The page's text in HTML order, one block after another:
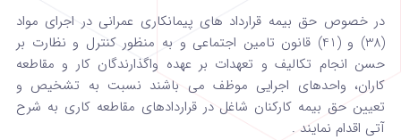
در خصوص حق بیمه قرارداد های پیمانکاری عمرانی در اجرای مواد
(38) و (41) قانون تامین اجتماعی و به منظور کنترل و نظارت بر
حسن انجام تکالیف و تعهدات بر عهده واگذارندگان کار و مقاطعه
کاران، واحدهای اجرایی موظف می باشند نسبت به تشخیص و
تعیین حق بیمه کارکنان شاغل در قراردادهای مقاطعه کاری به شرح
آتی اقدام نمایند .